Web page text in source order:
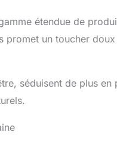
étendue de
promet un toucher
séduisent de plus